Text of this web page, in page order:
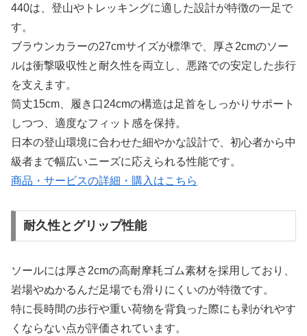
440は、登山やトレッキングに適した設計が特徴の一足で
す。
ブラウンカラーの27cmサイズが標準で、厚さ2cmのソー
ルは衝撃吸収性と耐久性を両立し、悪路での安定した歩行
を支えます。
筒丈15cm、履き口24cmの構造は足首をしっかりサポート
しつつ、適度なフィット感を保持。
日本の登山環境に合わせた細やかな設計で、初心者から中
級者まで幅広いニーズに応えられる性能です。
商品・サービスの詳細・購入はこちら
耐久性とグリップ性能
ソールには厚さ2cmの高耐摩耗ゴム素材を採用しており、
岩場やぬかるんだ足場でも滑りにくいのが特徴です。
特に長時間の歩行や重い荷物を背負った際にも剥がれやす
くならない点が評価されています。